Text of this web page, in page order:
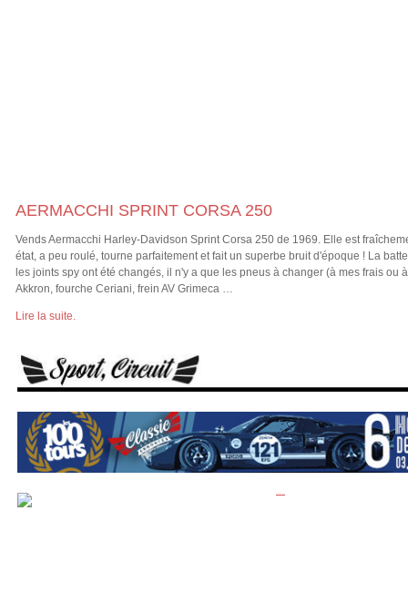
AERMACCHI SPRINT CORSA 250
Vends Aermacchi Harley-Davidson Sprint Corsa 250 de 1969. Elle est
état, a peu roulé, tourne parfaitement et fait un superbe bruit d'époque ! La
les joints spy ont été changés, il n'y a que les pneus à changer (à mes frais ou
Akkron, fourche Ceriani, frein AV Grimeca …
Lire la suite.